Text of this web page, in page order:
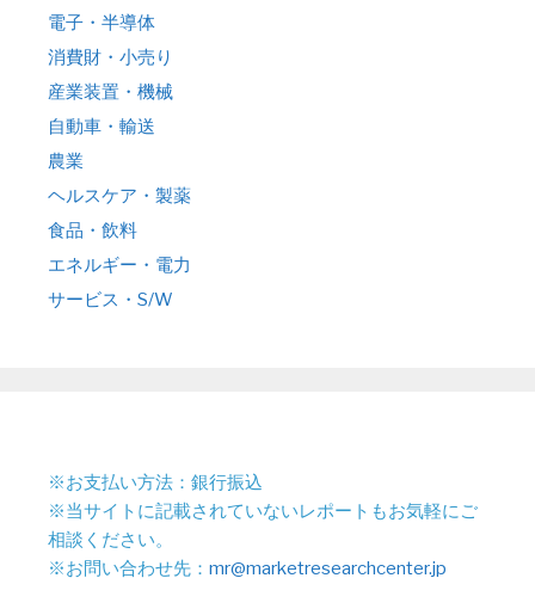
電子・半導体
消費財・小売り
産業装置・機械
自動車・輸送
農業
ヘルスケア・製薬
食品・飲料
エネルギー・電力
サービス・S/W
※お支払い方法：銀行振込
※当サイトに記載されていないレポートもお気軽にご
相談ください。
※お問い合わせ先： mr@marketresearchcenter.jp